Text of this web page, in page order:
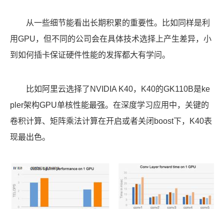
从一些细节能看出长期积累的重要性。比如同样是利
用GPU，但不同的公司会在具体技术选择上产生差异，小
到如何插卡保证硬件性能的发挥都大有学问。
比如阿里云选择了NVIDIA K40，K40的GK110B是ke
pler架构GPU单核性能最强。在深度学习应用中，关键的
卷积计算、矩阵乘法计算在开启或者关闭boost下，K40表
现最出色。